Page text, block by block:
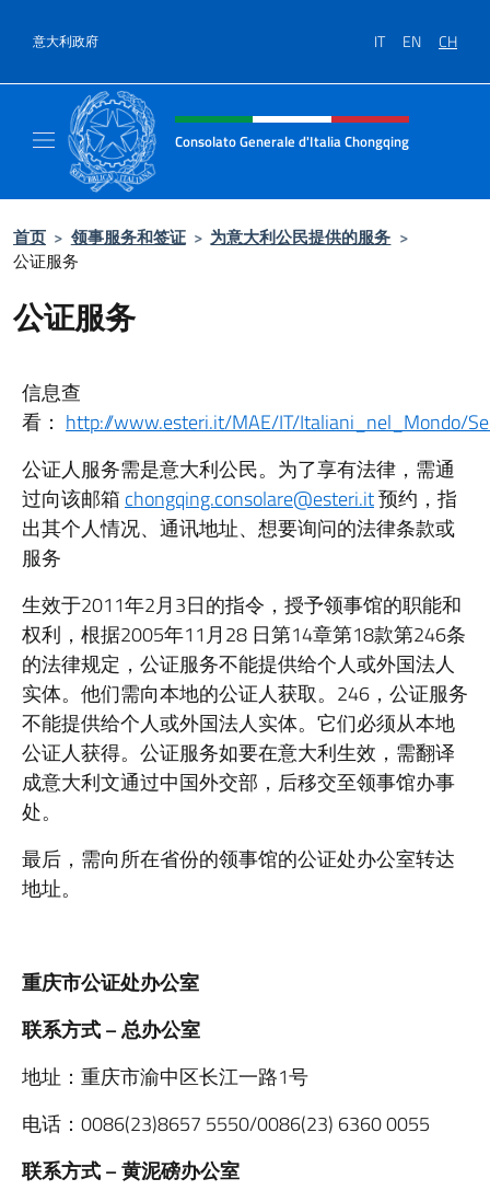
意大利政府 IT EN CH
标题站点、社交和菜单
Consolato Generale d'Italia Chongqing
首页 > 领事服务和签证 > 为意大利公民提供的服务 >
公证服务
公证服务
信息查
看： http://www.esteri.it/MAE/IT/Italiani_nel_Mondo/
公证人服务需是意大利公民。为了享有法律，需通
过向该邮箱 chongqing.consolare@esteri.it预约，指
出其个人情况、通讯地址、想要询问的法律条款或
服务
生效于2011年2月3日的指令，授予领事馆的职能和
权利，根据2005年11月28 日第14章第18款第246条
的法律规定，公证服务不能提供给个人或外国法人
实体。他们需向本地的公证人获取。246，公证服务
不能提供给个人或外国法人实体。它们必须从本地
公证人获得。公证服务如要在意大利生效，需翻译
成意大利文通过中国外交部，后移交至领事馆办事
处。
最后，需向所在省份的领事馆的公证处办公室转达
地址。
重庆市公证处办公室
联系方式 – 总办公室
地址：重庆市渝中区长江一路1号
电话：0086(23)8657 5550/0086(23) 6360 0055
联系方式 – 黄泥磅办公室